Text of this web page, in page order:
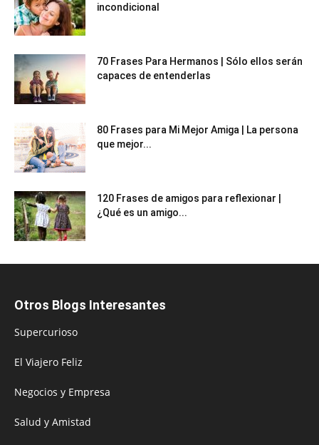
incondicional
70 Frases Para Hermanos | Sólo ellos serán
capaces de entenderlas
80 Frases para Mi Mejor Amiga | La persona
que mejor...
120 Frases de amigos para reflexionar |
¿Qué es un amigo...
Otros Blogs Interesantes
Supercurioso
El Viajero Feliz
Negocios y Empresa
Salud y Amistad